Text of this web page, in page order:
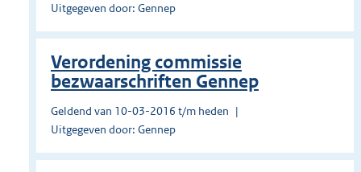
Uitgegeven door: Gennep
Verordening commissie
bezwaarschriften Gennep
Geldend van 10-03-2016 t/m heden
Uitgegeven door: Gennep